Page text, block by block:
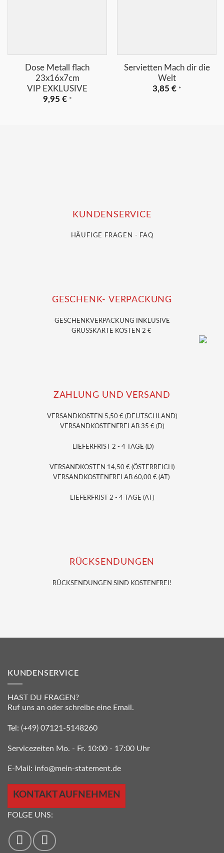
Dose Metall flach
23x16x7cm
VIP EXKLUSIVE
9,95 € *
Servietten Mach dir die
Welt
3,85 € *
KUNDENSERVICE
HÄUFIGE FRAGEN - FAQ
GESCHENK- VERPACKUNG
GESCHENKVERPACKUNG
INKLUSIVE
GRUSSKARTE KOSTEN 2 €
ZAHLUNG UND VERSAND
VERSANDKOSTEN 5,50 € (DEUTSCHLAND)
VERSANDKOSTENFREI AB 35 € (D)
LIEFERFRIST 2 - 4 TAGE (D)
VERSANDKOSTEN 14,50 € (ÖSTERREICH)
VERSANDKOSTENFREI AB 60,00 € (AT)
LIEFERFRIST 2 - 4 TAGE (AT)
RÜCKSENDUNGEN
RÜCKSENDUNGEN SIND KOSTENFREI!
KUNDENSERVICE
HAST DU FRAGEN?
Ruf uns an oder schreibe eine Email.
Tel: (+49) 07121-5148260
Servicezeiten Mo. - Fr. 10:00 - 17:00 Uhr
E-Mail: info@mein-statement.de
KONTAKT AUFNEHMEN
FOLGE UNS: